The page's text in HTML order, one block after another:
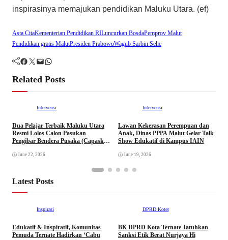
inspirasinya memajukan pendidikan Maluku Utara. (ef)
Asta CitaKementerian Pendidikan RILuncurkan BosdaPemprov Malut
Pendidikan gratis MalutPresiden PrabowoWagub Sarbin Sehe
Facebook Twitter Mail WhatsApp
Related Posts
Intervensi
Dua Pelajar Terbaik Maluku Utara
Resmi Lolos Calon Pasukan
Pengibar Bendera Pusaka (Capaska)
June 22, 2026
Intervensi
Lawan Kekerasan Perempuan dan
Anak, Dinas PPPA Malut Gelar Talk
Show Edukatif di Kampus IAIN
June 19, 2026
Latest Posts
Inspirasi
Edukatif & Inspiratif, Komunitas
Pemuda Ternate Hadirkan ‘Cabu
DPRD Koter
BK DPRD Kota Ternate Jatuhkan
Sanksi Etik Berat Nurjaya Hi